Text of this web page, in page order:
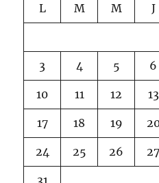
L M M J
3 4 5 6
10 11 12 13
17 18 19
24 25 26 27
31